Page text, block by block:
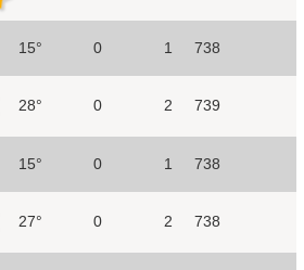
15° 0 1 738
28° 0 2 739
15° 0 1 738
27° 0 2 738